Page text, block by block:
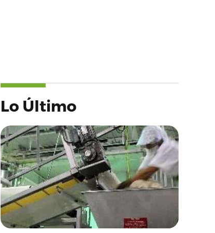
Lo Último